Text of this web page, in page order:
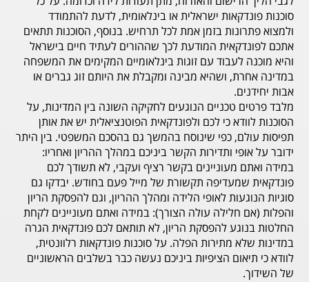
סוכנות פונדקאות ישראלית או בינלאומית, לדעת להתמודד
ולמצוא פתרונות בזמן אמת לכל תרחיש. בנוסף, הסוכנות תתאים
אתכם לפונדקאית המודעת לכך שההורים לעתיד חיים בישראל
והיא מוכנה לעבוד עם זוגות בינלאומיים המקימים את המשפחה
במדינה אחרת, ושהיא מבינה ומקבלת את היותם זוג גברים או
אבות יחידנים.​
מלבד פרטים טכניים הנוגעים לחקיקה השונה בין המדינות, על
הסוכנות לוודא כי לכם ולפונדקאית הפוטנציאלית יש את אותן
תפיסות עולם, כפי שינוסח בהמשך גם בהסכם המשפטי. בין היתר
ידובר על אופי ותדירות הקשר ביניכם במהלך ההריון ואחריו:
במידה ואתם מעוניינים בקשר רציף ועקבי, לא תשודך לכם
פונדקאית שמעדיפה תקשורת של מייל פעם בחודש. יבדקו גם
סוגיות הנוגעות לאופי הלידה ומהלך ההריון, וגם להפסקת הריון
והפלות (אם חלילה עולה הצורך): במידה ואתם מעוניינים לקחת
החלטות בנוגע להפסקת הריון, לא תותאם לכם פונדקאית הגרה
במדינות שלא מתירות הפלה. על סוכנות פונדקאות רלוונטית,
לוודא כי תיאום הציפיות ביניכם נעשה כבר בשלבים הראשוניים
של השידוך.